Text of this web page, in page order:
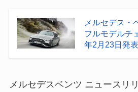
メルセデス・
フルモデルチ
年2月23日発表
メルセデスベンツ ニュースリ